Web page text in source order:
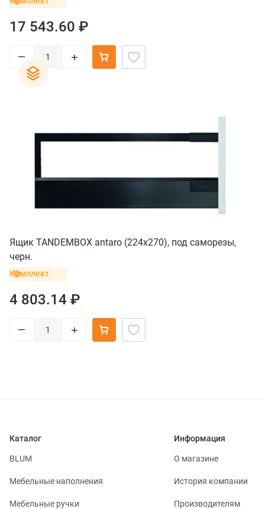
17 543.60 ₽
– +
Ящик TANDEMBOX antaro (224х270), под саморезы,
черн.
Комплект
4 803.14 ₽
– +
Каталог
BLUM
Мебельные наполнения
Мебельные ручки
Информация
О магазине
История компании
Производителям